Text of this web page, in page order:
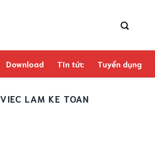
Download Tin tức Tuyển dụng
VIEC LAM KE TOAN